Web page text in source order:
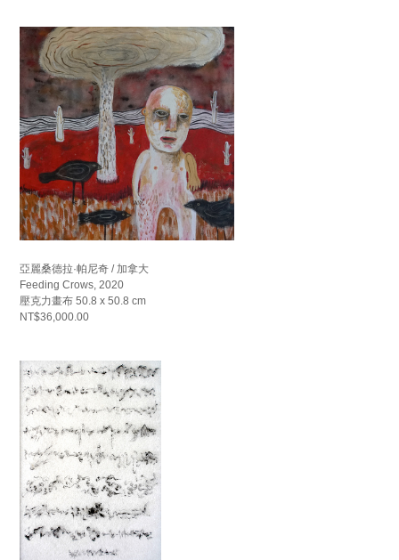
亞麗桑德拉·帕尼奇 / 加拿大
Feeding Crows, 2020
壓克力畫布 50.8 x 50.8 cm
NT$36,000.00